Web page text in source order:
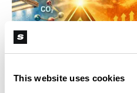
This website uses cookies